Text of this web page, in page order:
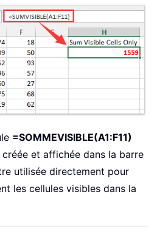
=SOMMEVISIBLE(A1:F11)
et affichée dans la barre
utilisée directement pour
les cellules visibles dans la